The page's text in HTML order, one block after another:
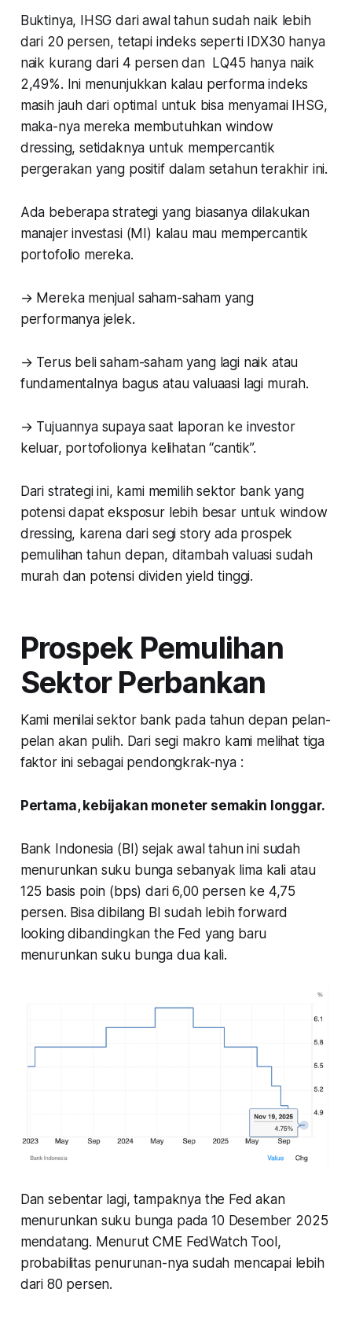
Buktinya, IHSG dari awal tahun sudah naik lebih
dari 20 persen, tetapi indeks seperti IDX30 hanya
naik kurang dari 4 persen dan LQ45 hanya naik
2,49%. Ini menunjukkan kalau performa indeks
masih jauh dari optimal untuk bisa menyamai IHSG,
maka-nya mereka membutuhkan window
dressing, setidaknya untuk mempercantik
pergerakan yang positif dalam setahun terakhir ini.
Ada beberapa strategi yang biasanya dilakukan
manajer investasi (MI) kalau mau mempercantik
portofolio mereka.
→ Mereka menjual saham-saham yang
performanya jelek.
→ Terus beli saham-saham yang lagi naik atau
fundamentalnya bagus atau valuaasi lagi murah.
→ Tujuannya supaya saat laporan ke investor
keluar, portofolionya kelihatan “cantik”.
Dari strategi ini, kami memilih sektor bank yang
potensi dapat eksposur lebih besar untuk window
dressing, karena dari segistory ada prospek
pemulihan tahun depan, ditambah valuasi sudah
murah dan potensi dividen yield tinggi.
Prospek Pemulihan
Sektor Perbankan
Kami menilai sektor bank pada tahun depan pelan-
pelan akan pulih. Dari segi makro kami melihat tiga
faktor ini sebagai pendongkrak-nya :
Pertama, kebijakan moneter semakin longgar.
Bank Indonesia (BI) sejak awal tahun ini sudah
menurunkan suku bunga sebanyak lima kali atau
125 basis poin (bps) dari 6,00 persen ke 4,75
persen. Bisa dibilang BI sudah lebih forward
looking dibandingkan the Fed yang baru
menurunkan suku bunga dua kali.
Dan sebentar lagi, tampaknya the Fed akan
menurunkan suku bunga pada 10 Desember 2025
mendatang. Menurut CME FedWatch Tool,
probabilitas penurunan-nya sudah mencapai lebih
dari 80 persen.